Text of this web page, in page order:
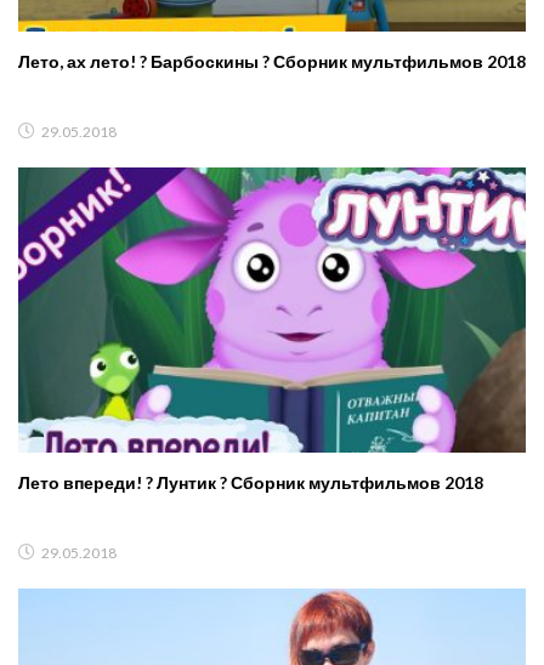
Лето, ах лето! ? Барбоскины ? Сборник мультфильмов 2018
29.05.2018
Лето впереди! ? Лунтик ? Сборник мультфильмов 2018
29.05.2018